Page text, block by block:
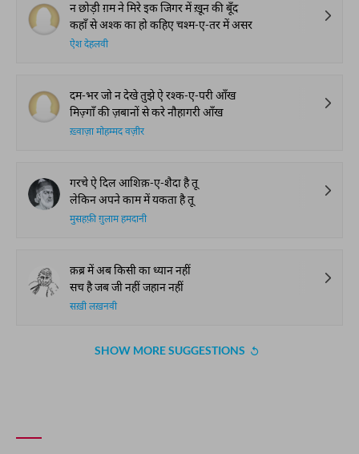
न छोड़ी ग़म ने मिरे इक जिगर में ख़ून की बूँद
कहाँ से अश्क का हो कहिए चश्म-ए-तर में असर
ऐश देहलवी
दम-भर जो न देखे तुझे ऐ रश्क-ए-परी आँख
मिज़्गाँ की ज़बानों से करे नौहागरी आँख
ख़्वाज़ा मोहम्मद वज़ीर
गरचे ऐ दिल आशिक़-ए-शैदा है तू
लेकिन अपने काम में यकता है तू
मुसहफ़ी ग़ुलाम हमदानी
क़ब्र में अब किसी का ध्यान नहीं
सच है जब जी नहीं जहान नहीं
सख़ी लख़नवी
SHOW MORE SUGGESTIONS